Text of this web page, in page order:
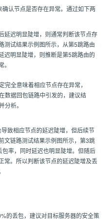
认节点是否存在异常。通过如下两
延迟明显陡增，则通常判断该节点存
测试结果示例图所示，从第5跳路由
迟明显陡增，则推断是第5跳路由的
完全意味着相应节点存在异常，
数据回包链路中引发的，建议结
分析。
致相应节点的延迟陡增，但后续节
文链路测试结果示例图所示，第3跳
率，同时延迟也明显陡增。但随后
常。所以判断该节点的延迟陡增及丢
的丢包，建议对目标服务器的安全策